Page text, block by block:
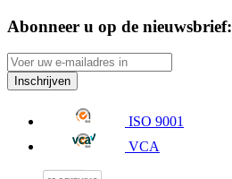
Abonneer u op de nieuwsbrief:
Inschrijven
ISO 9001
VCA